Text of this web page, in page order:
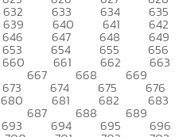
632 633 634 635
639 640 641 642
646 647 648 649
653 654 655 656
660 661 662 663
667 668 669
673 674 675 676
680 681 682 683
687 688 689
693 694 695 696